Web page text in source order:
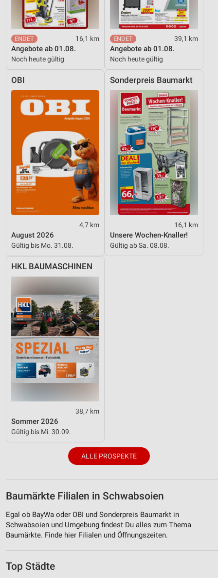
16,1 km
Angebote ab 01.08.
Noch heute gültig
39,1 km
Angebote ab 01.08.
Noch heute gültig
OBI
4,7 km
August 2026
Gültig bis Mo. 31.08.
Sonderpreis Baumarkt
16,1 km
Unsere Wochen-Knaller!
Gültig ab Sa. 08.08.
HKL BAUMASCHINEN
38,7 km
Sommer 2026
Gültig bis Mi. 30.09.
ALLE PROSPEKTE
Baumärkte Filialen in Schwabsoien
Egal ob BayWa oder OBI und Sonderpreis Baumarkt in
Schwabsoien und Umgebung findest Du alles zum Thema
Baumärkte. Finde hier Filialen und Öffnungszeiten.
Top Städte
Performance
Werbung